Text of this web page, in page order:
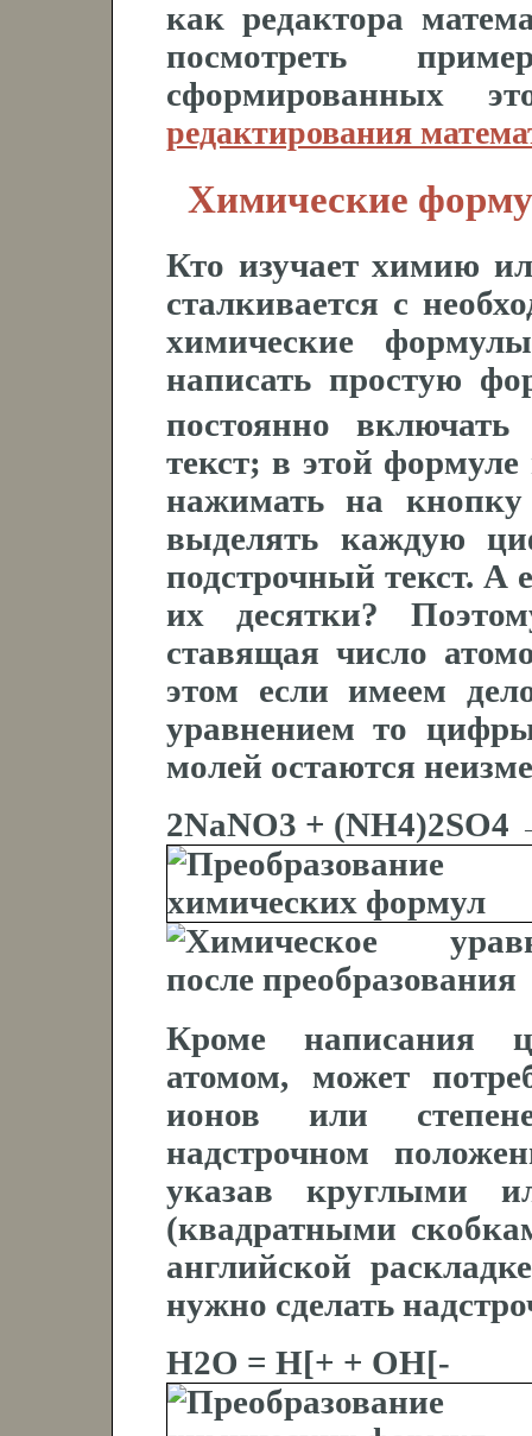
как редактора
посмотреть
сформированных
редактирования
Химические
Кто изучает химию
сталкивается с
химические
написать простую
постоянно
текст; в этой
нажимать на
выделять каждую
подстрочный текст. А
их десятки?
ставящая число
этом если имеем
уравнением то
молей остаются
2NaNO3 + (NH4)2SO4
Кроме написания
атомом, может
ионов или
надстрочном
указав круглыми
(квадратными
английской
нужно сделать
H2O = H[+ + OH[-